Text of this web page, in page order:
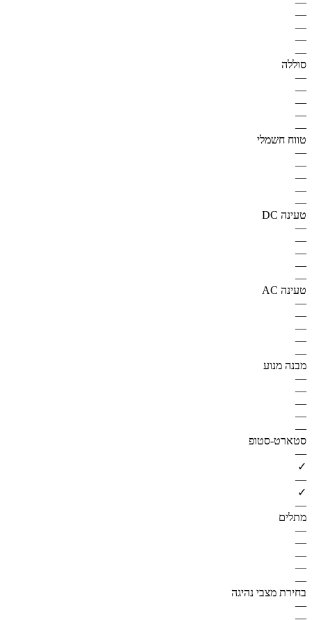
—
—
—
—
סוללה
—
—
—
—
—
טווח חשמלי
—
—
—
—
—
טעינה DC
—
—
—
—
—
טעינה AC
—
—
—
—
—
מבנה מנוע
—
—
—
—
—
סטארט-סטופ
—
✓
—
✓
—
מתלים
—
—
—
—
—
בחירת מצבי נהיגה
—
—